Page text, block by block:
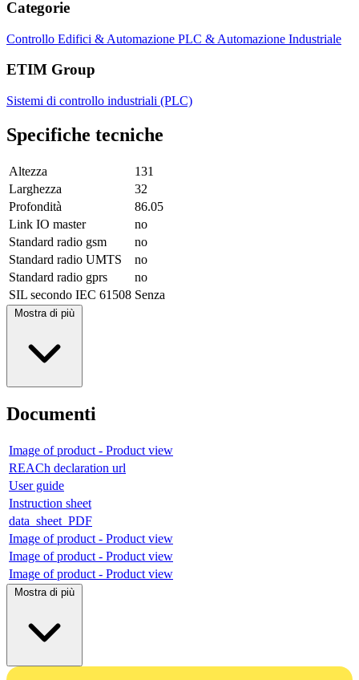
Categorie
Controllo Edifici & Automazione PLC & Automazione Industriale
ETIM Group
Sistemi di controllo industriali (PLC)
Specifiche tecniche
Altezza
131
Larghezza
32
Profondità
86.05
Link IO master
no
Standard radio gsm
no
Standard radio UMTS
no
Standard radio gprs
no
SIL secondo IEC 61508 Senza
Mostra di più
Documenti
Image of product - Product view
REACh declaration url
User guide
Instruction sheet
data_sheet_PDF
Image of product - Product view
Image of product - Product view
Image of product - Product view
Mostra di più